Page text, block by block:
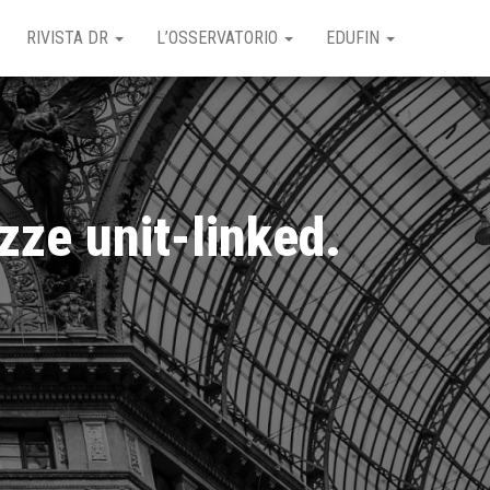
RIVISTA DR L’OSSERVATORIO EDUFIN
unit-linked.